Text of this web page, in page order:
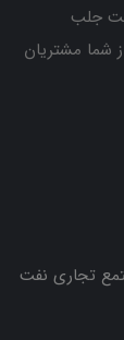
جلب
شما مشتریان
تجاری نفت